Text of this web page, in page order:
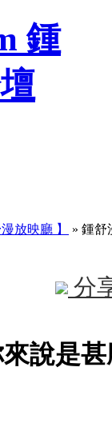
漫放映廳 】
» 鍾舒
分
說是甚